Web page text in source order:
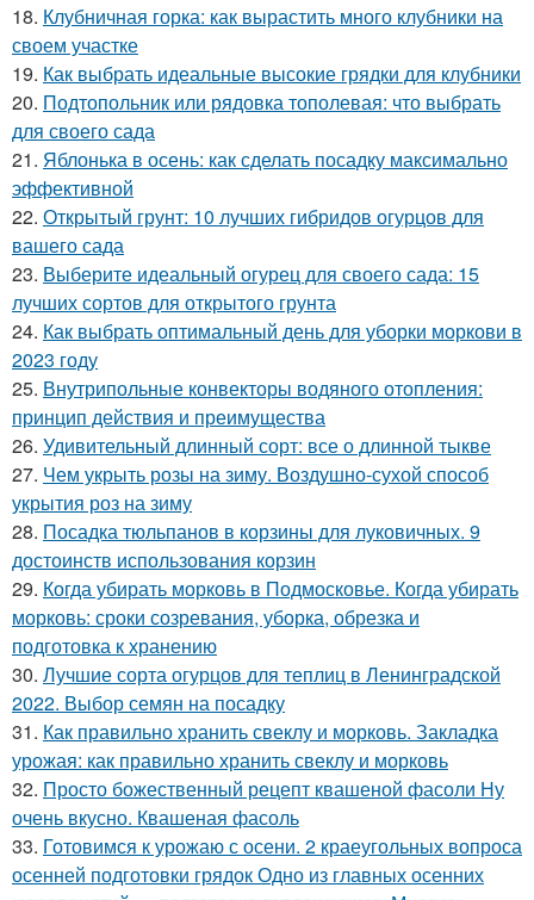
18. Клубничная горка: как вырастить много клубники на
своем участке
19. Как выбрать идеальные высокие грядки для клубники
20. Подтопольник или рядовка тополевая: что выбрать
для своего сада
21. Яблонька в осень: как сделать посадку максимально
эффективной
22. Открытый грунт: 10 лучших гибридов огурцов для
вашего сада
23. Выберите идеальный огурец для своего сада: 15
лучших сортов для открытого грунта
24. Как выбрать оптимальный день для уборки моркови в
2023 году
25. Внутрипольные конвекторы водяного отопления:
принцип действия и преимущества
26. Удивительный длинный сорт: все о длинной тыкве
27. Чем укрыть розы на зиму. Воздушно-сухой способ
укрытия роз на зиму
28. Посадка тюльпанов в корзины для луковичных. 9
достоинств использования корзин
29. Когда убирать морковь в Подмосковье. Когда убирать
морковь: сроки созревания, уборка, обрезка и
подготовка к хранению
30. Лучшие сорта огурцов для теплиц в Ленинградской
2022. Выбор семян на посадку
31. Как правильно хранить свеклу и морковь. Закладка
урожая: как правильно хранить свеклу и морковь
32. Просто божественный рецепт квашеной фасоли Ну
очень вкусно. Квашеная фасоль
33. Готовимся к урожаю с осени. 2 краеугольных вопроса
осенней подготовки грядок Одно из главных осенних